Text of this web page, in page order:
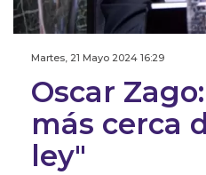
Martes, 21 Mayo 2024 16:29
Oscar
más cerca
ley"